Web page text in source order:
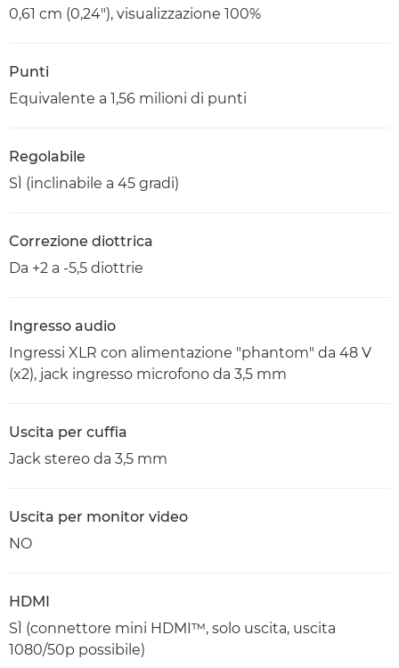
0,61 cm (0,24"), visualizzazione 100%
Punti
Equivalente a 1,56 milioni di punti
Regolabile
SÌ (inclinabile a 45 gradi)
Correzione diottrica
Da +2 a -5,5 diottrie
Ingresso audio
Ingressi XLR con alimentazione "phantom" da 48 V
(x2), jack ingresso microfono da 3,5 mm
Uscita per cuffia
Jack stereo da 3,5 mm
Uscita per monitor video
NO
HDMI
SÌ (connettore mini HDMI™, solo uscita, uscita
1080/50p possibile)